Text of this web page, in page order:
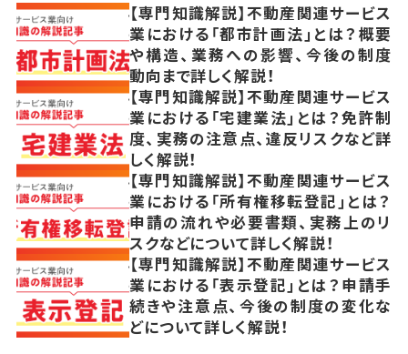
【専門知識解説】不動産関連サービス
業における「都市計画法」とは？概要
や構造、業務への影響、今後の制度
動向まで詳しく解説！
【専門知識解説】不動産関連サービス
業における「宅建業法」とは？免許制
度、実務の注意点、違反リスクなど詳
しく解説！
【専門知識解説】不動産関連サービス
業における「所有権移転登記」とは？
申請の流れや必要書類、実務上のリ
スクなどについて詳しく解説！
【専門知識解説】不動産関連サービス
業における「表示登記」とは？申請手
続きや注意点、今後の制度の変化な
どについて詳しく解説！